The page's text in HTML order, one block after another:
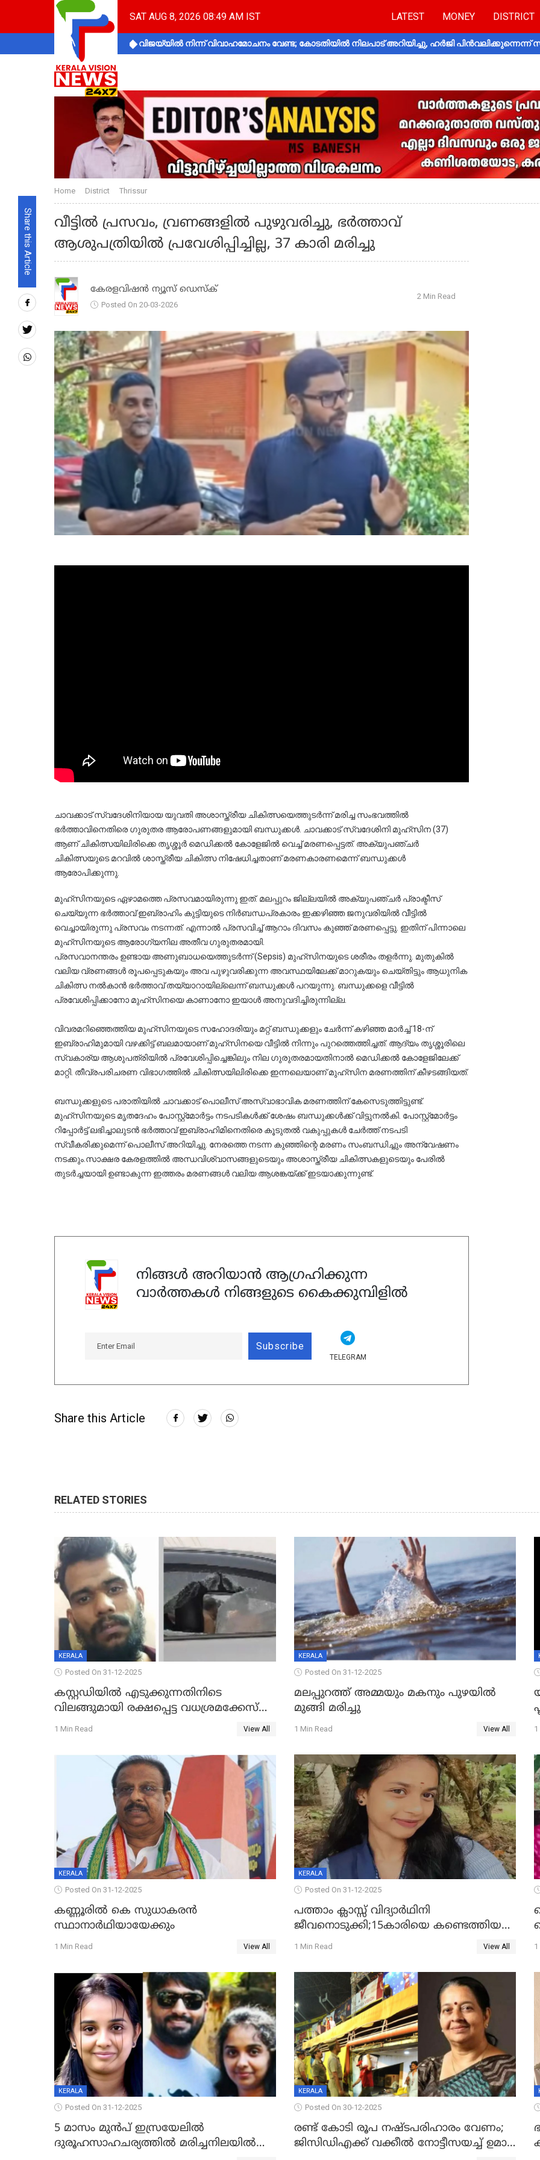
SAT AUG 8, 2026 08:49 AM IST LATEST MONEY DISTRICT
വിജയ്‌യിൽ നിന്ന് വിവാഹമോചനം വേണ്ട; കോടതിയിൽ നിലപാട് അറിയിച്ചു, ഹർജി പിൻവലിക്കുന്നെന്ന്
Share this Article
Home District Thrissur
വീട്ടിൽ പ്രസവം, വ്രണങ്ങളിൽ പുഴുവരിച്ചു, ഭർത്താവ്
ആശുപത്രിയിൽ പ്രവേശിപ്പിച്ചില്ല, 37 കാരി മരിച്ചു
കേരളവിഷൻ ന്യൂസ് ഡെസ്‌ക്
Posted On 20-03-2026
2 Min Read
ചാവക്കാട് സ്വദേശിനിയായ യുവതി അശാസ്ത്രീയ ചികിത്സയെത്തുടർന്ന് മരിച്ച സംഭവത്തിൽ
ഭർത്താവിനെതിരെ ഗുരുതര ആരോപണങ്ങളുമായി ബന്ധുക്കൾ. ചാവക്കാട് സ്വദേശിനി മുഹ്‌സിന (37)
ആണ് ചികിത്സയിലിരിക്കെ തൃശ്ശൂർ മെഡിക്കൽ കോളേജിൽ വെച്ച് മരണപ്പെട്ടത്. അക്യുപഞ്ചർ
ചികിത്സയുടെ മറവിൽ ശാസ്ത്രീയ ചികിത്സ നിഷേധിച്ചതാണ് മരണകാരണമെന്ന് ബന്ധുക്കൾ
ആരോപിക്കുന്നു.
മുഹ്‌സിനയുടെ ഏഴാമത്തെ പ്രസവമായിരുന്നു ഇത്. മലപ്പുറം ജില്ലയിൽ അക്യുപഞ്ചർ പ്രാക്ടീസ്
ചെയ്യുന്ന ഭർത്താവ് ഇബ്രാഹിം കുട്ടിയുടെ നിർബന്ധപ്രകാരം ഇക്കഴിഞ്ഞ ജനുവരിയിൽ വീട്ടിൽ
വെച്ചായിരുന്നു പ്രസവം നടന്നത്. എന്നാൽ പ്രസവിച്ച് ആറാം ദിവസം കുഞ്ഞ് മരണപ്പെട്ടു. ഇതിന് പിന്നാലെ
മുഹ്‌സിനയുടെ ആരോഗ്യനില അതീവ ഗുരുതരമായി.
പ്രസവാനന്തരം ഉണ്ടായ അണുബാധയെത്തുടർന്ന് (Sepsis) മുഹ്‌സിനയുടെ ശരീരം തളർന്നു. മുതുകിൽ
വലിയ വ്രണങ്ങൾ രൂപപ്പെടുകയും അവ പുഴുവരിക്കുന്ന അവസ്ഥയിലേക്ക് മാറുകയും ചെയ്തിട്ടും ആധുനിക
ചികിത്സ നൽകാൻ ഭർത്താവ് തയ്യാറായില്ലെന്ന് ബന്ധുക്കൾ പറയുന്നു. ബന്ധുക്കളെ വീട്ടിൽ
പ്രവേശിപ്പിക്കാനോ മുഹ്‌സിനയെ കാണാനോ ഇയാൾ അനുവദിച്ചിരുന്നില്ല.
വിവരമറിഞ്ഞെത്തിയ മുഹ്‌സിനയുടെ സഹോദരിയും മറ്റ് ബന്ധുക്കളും ചേർന്ന് കഴിഞ്ഞ മാർച്ച് 18-ന്
ഇബ്രാഹിമുമായി വഴക്കിട്ട് ബലമായാണ് മുഹ്‌സിനയെ വീട്ടിൽ നിന്നും പുറത്തെത്തിച്ചത്. ആദ്യം തൃശ്ശൂരിലെ
സ്വകാര്യ ആശുപത്രിയിൽ പ്രവേശിപ്പിച്ചെങ്കിലും നില ഗുരുതരമായതിനാൽ മെഡിക്കൽ കോളേജിലേക്ക്
മാറ്റി. തീവ്രപരിചരണ വിഭാഗത്തിൽ ചികിത്സയിലിരിക്കെ ഇന്നലെയാണ് മുഹ്‌സിന മരണത്തിന് കീഴടങ്ങിയത്.
ബന്ധുക്കളുടെ പരാതിയിൽ ചാവക്കാട് പൊലീസ് അസ്വാഭാവിക മരണത്തിന് കേസെടുത്തിട്ടുണ്ട്.
മുഹ്‌സിനയുടെ മൃതദേഹം പോസ്റ്റ്‌മോർട്ടം നടപടികൾക്ക് ശേഷം ബന്ധുക്കൾക്ക് വിട്ടുനൽകി. പോസ്റ്റ്‌മോർട്ടം
റിപ്പോർട്ട് ലഭിച്ചാലുടൻ ഭർത്താവ് ഇബ്രാഹിമിനെതിരെ കൂടുതൽ വകുപ്പുകൾ ചേർത്ത് നടപടി
സ്വീകരിക്കുമെന്ന് പൊലീസ് അറിയിച്ചു. നേരത്തെ നടന്ന കുഞ്ഞിന്റെ മരണം സംബന്ധിച്ചും അന്വേഷണം
നടക്കും. സാക്ഷര കേരളത്തിൽ അന്ധവിശ്വാസങ്ങളുടെയും അശാസ്ത്രീയ ചികിത്സകളുടെയും പേരിൽ
തുടർച്ചയായി ഉണ്ടാകുന്ന ഇത്തരം മരണങ്ങൾ വലിയ ആശങ്കയ്ക്ക് ഇടയാക്കുന്നുണ്ട്.
നിങ്ങൾ അറിയാൻ ആഗ്രഹിക്കുന്ന
വാർത്തകൾ നിങ്ങളുടെ കൈക്കുമ്പിളിൽ
Subscribe
TELEGRAM
Share this Article
RELATED STORIES
KERALA
Posted On 31-12-2025
കസ്റ്റഡിയിൽ എടുക്കുന്നതിനിടെ
വിലങ്ങുമായി രക്ഷപ്പെട്ട വധശ്രമക്കേസ്
പ്രതി പിടിയിൽ
1 Min Read View All
KERALA
Posted On 31-12-2025
മലപ്പുറത്ത് അമ്മയും മകനും പുഴയിൽ
മുങ്ങി മരിച്ചു
1 Min Read View All 1
KERALA
Posted On 31-12-2025
കണ്ണൂരിൽ കെ സുധാകരൻ
സ്ഥാനാർഥിയായേക്കും
1 Min Read View All
KERALA
Posted On 31-12-2025
പത്താം ക്ലാസ്സ് വിദ്യാര്‍ഥിനി
ജീവനൊടുക്കി;15കാരിയെ കണ്ടെത്തിയത്
കിടപ്പുമുറിയില്‍ തൂങ്ങി മരിച്ച നിലയിൽ
1 Min Read View All 1
KERALA
Posted On 31-12-2025
5 മാസം മുൻപ് ഇസ്രയേലിൽ
ദുരൂഹസാഹചര്യത്തിൽ മരിച്ചനിലയിൽ
KERALA
Posted On 30-12-2025
രണ്ട് കോടി രൂപ നഷ്ടപരിഹാരം വേണം;
ജിസിഡിഎക്ക് വക്കീൽ നോട്ടീസയച്ച് ഉമാ